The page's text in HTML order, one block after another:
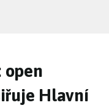
open
Hlavní